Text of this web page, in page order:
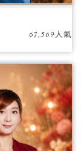
67,569人氣